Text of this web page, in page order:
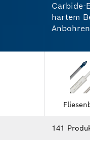
Carbide-
hartem
sowohl
141